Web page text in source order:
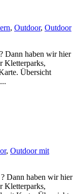
, Outdoor, Outdoor
Dann haben wir hier
Kletterparks,
Übersicht
, Outdoor mit
Dann haben wir hier
Kletterparks,